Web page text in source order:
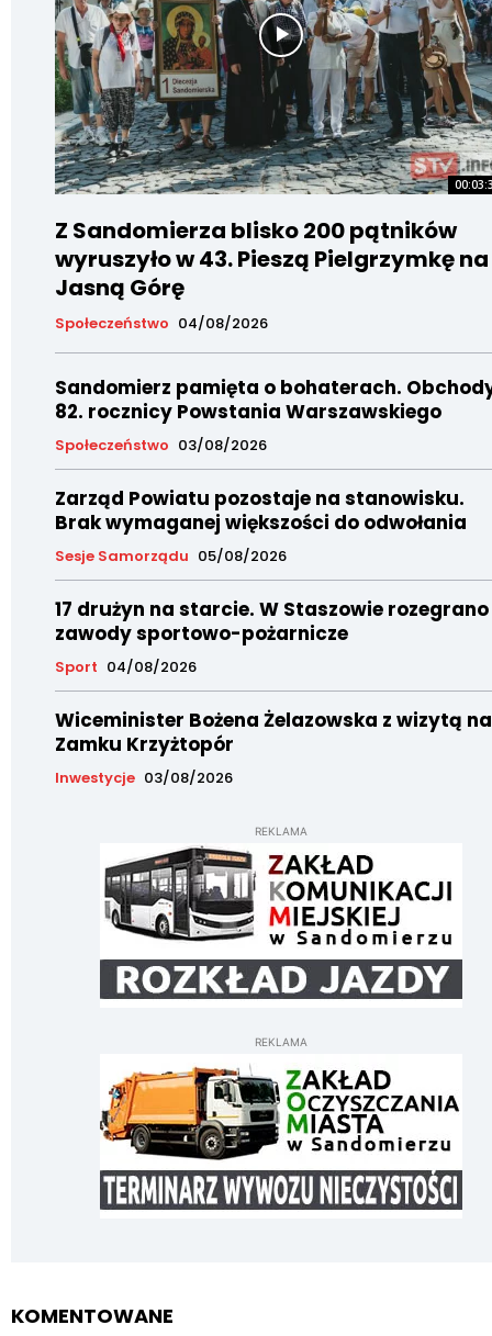
Z Sandomierza blisko 200 pątników
wyruszyło w 43. Pieszą Pielgrzymkę na
Jasną Górę
Społeczeństwo 04/08/2026
Sandomierz pamięta o bohaterach.
82. rocznicy Powstania Warszawskiego
Społeczeństwo 03/08/2026
Zarząd Powiatu pozostaje na stanowisku.
Brak wymaganej większości do odwołania
Sesje Samorządu 05/08/2026
17 drużyn na starcie. W Staszowie rozegrano
zawody sportowo-pożarnicze
Sport 04/08/2026
Wiceminister Bożena Żelazowska z wizytą na
Zamku Krzyżtopór
Inwestycje 03/08/2026
REKLAMA
REKLAMA
KOMENTOWANE